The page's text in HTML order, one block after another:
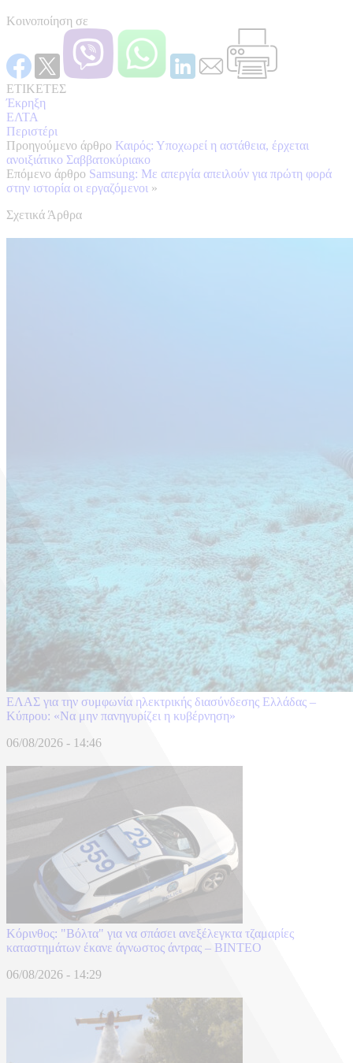
Κοινοποίηση σε
ΕΤΙΚΕΤΕΣ
Έκρηξη
ΕΛΤΑ
Περιστέρι
Προηγούμενο άρθρο Καιρός: Υποχωρεί η αστάθεια, έρχεται
ανοιξιάτικο Σαββατοκύριακο
Επόμενο άρθρο Samsung: Με απεργία απειλούν για πρώτη φορά
στην ιστορία οι εργαζόμενοι »
Σχετικά Άρθρα
ΕΛΑΣ για την συμφωνία ηλεκτρικής διασύνδεσης Ελλάδας –
Κύπρου: «Να μην πανηγυρίζει η κυβέρνηση»
06/08/2026 - 14:46
Κόρινθος: "Βόλτα" για να σπάσει ανεξέλεγκτα τζαμαρίες
καταστημάτων έκανε άγνωστος άντρας – ΒΙΝΤΕΟ
06/08/2026 - 14:29